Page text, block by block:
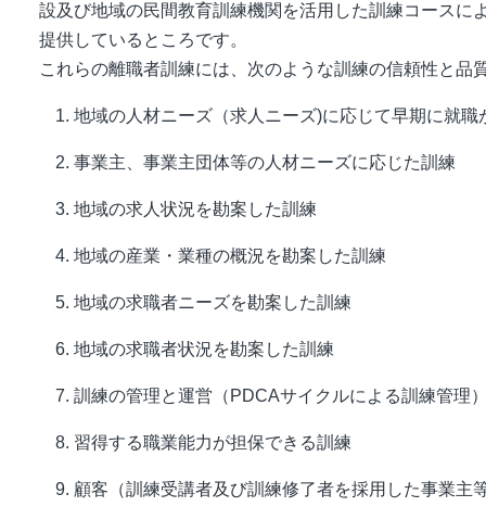
設及び地域の民間教育訓練機関を活用した訓練コース
提供しているところです。
これらの離職者訓練には、次のような訓練の信頼性と品
地域の人材ニーズ（求人ニーズ)に応じて早期に就職
事業主、事業主団体等の人材ニーズに応じた訓練
地域の求人状況を勘案した訓練
地域の産業・業種の概況を勘案した訓練
地域の求職者ニーズを勘案した訓練
地域の求職者状況を勘案した訓練
訓練の管理と運営（PDCAサイクルによる訓練管理
習得する職業能力が担保できる訓練
顧客（訓練受講者及び訓練修了者を採用した事業主